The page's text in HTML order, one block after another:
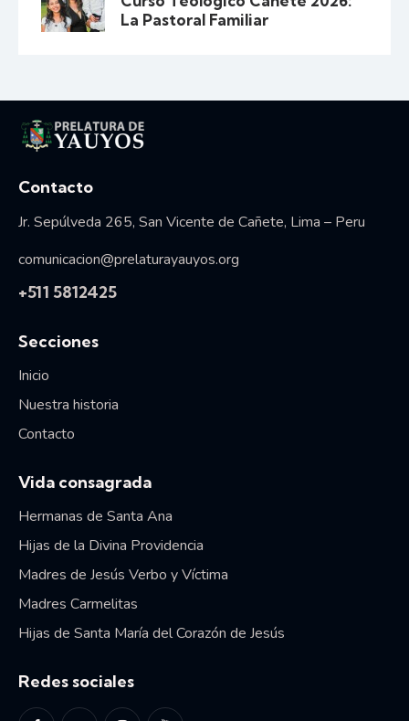
La Pastoral Familiar
Vida consagrada
Contacto
Jr. Sepúlveda 265, San Vicente de Cañete, Lima – Peru
comunicacion@prelaturayauyos.org
+511 5812425
Secciones
Inicio
Nuestra historia
Contacto
Vida consagrada
Hermanas de Santa Ana
Hijas de la Divina Providencia
Madres de Jesús Verbo y Víctima
Madres Carmelitas
Hijas de Santa María del Corazón de Jesús
Redes sociales